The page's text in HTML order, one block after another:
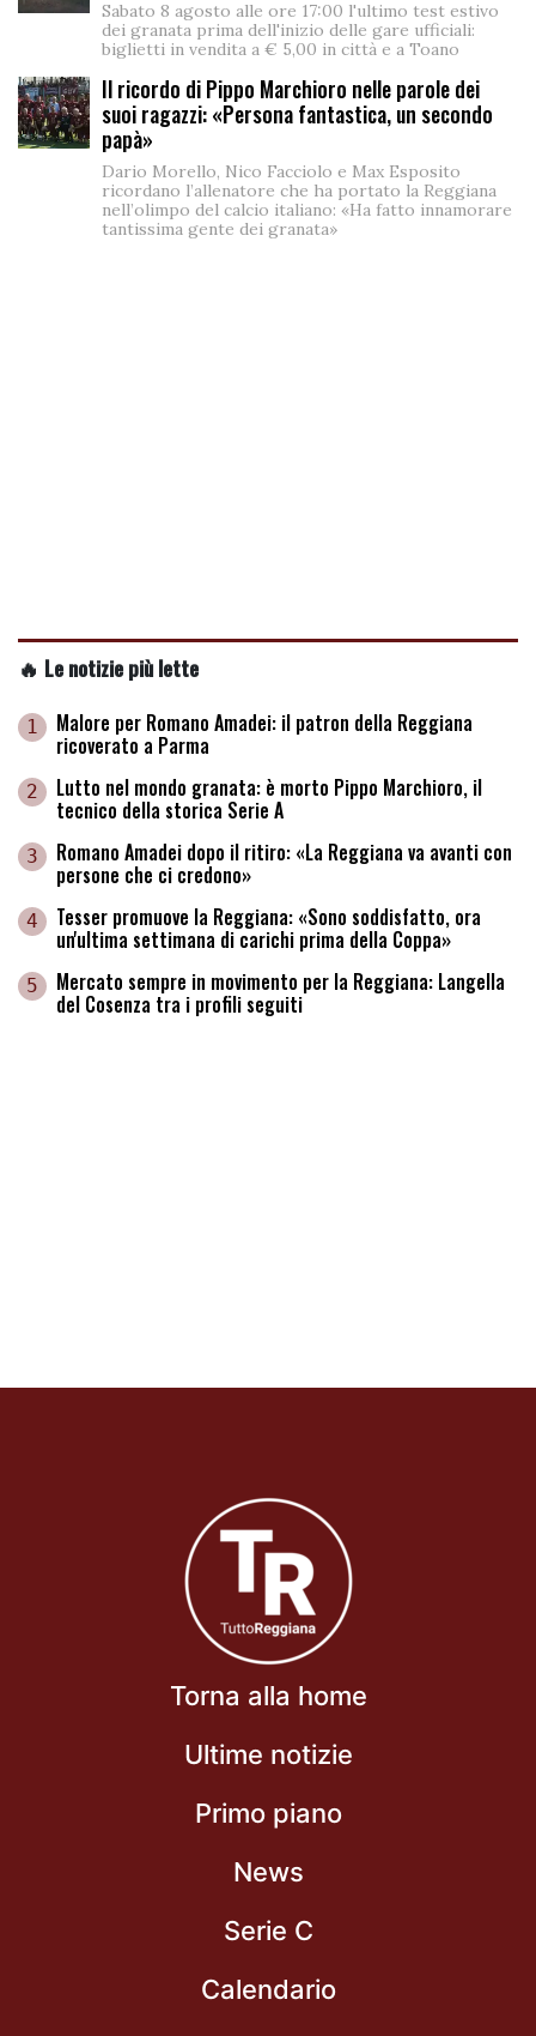
Sabato 8 agosto alle ore 17:00 l'ultimo test estivo
dei granata prima dell'inizio delle gare ufficiali:
biglietti in vendita a € 5,00 in città e a Toano
Il ricordo di Pippo Marchioro nelle parole dei
suoi ragazzi: «Persona fantastica, un secondo
papà»
Dario Morello, Nico Facciolo e Max Esposito
ricordano l’allenatore che ha portato la Reggiana
nell’olimpo del calcio italiano: «Ha fatto innamorare
tantissima gente dei granata»
🔥 Le notizie più lette
1 Malore per Romano Amadei: il patron della Reggiana
ricoverato a Parma
2 Lutto nel mondo granata: è morto Pippo Marchioro, il
tecnico della storica Serie A
3 Romano Amadei dopo il ritiro: «La Reggiana va avanti con
persone che ci credono»
4 Tesser promuove la Reggiana: «Sono soddisfatto, ora
un'ultima settimana di carichi prima della Coppa»
5 Mercato sempre in movimento per la Reggiana: Langella
del Cosenza tra i profili seguiti
Torna alla home
Ultime notizie
Primo piano
News
Serie C
Calendario